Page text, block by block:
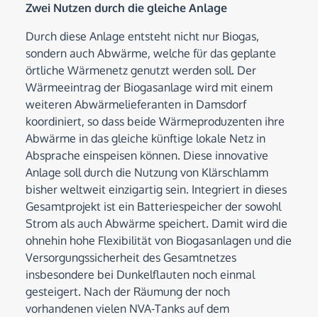
Zwei Nutzen durch die gleiche Anlage
Durch diese Anlage entsteht nicht nur Biogas,
sondern auch Abwärme, welche für das geplante
örtliche Wärmenetz genutzt werden soll. Der
Wärmeeintrag der Biogasanlage wird mit einem
weiteren Abwärmelieferanten in Damsdorf
koordiniert, so dass beide Wärmeproduzenten ihre
Abwärme in das gleiche künftige lokale Netz in
Absprache einspeisen können. Diese innovative
Anlage soll durch die Nutzung von Klärschlamm
bisher weltweit einzigartig sein. Integriert in dieses
Gesamtprojekt ist ein Batteriespeicher der sowohl
Strom als auch Abwärme speichert. Damit wird die
ohnehin hohe Flexibilität von Biogasanlagen und die
Versorgungssicherheit des Gesamtnetzes
insbesondere bei Dunkelflauten noch einmal
gesteigert. Nach der Räumung der noch
vorhandenen vielen NVA-Tanks auf dem